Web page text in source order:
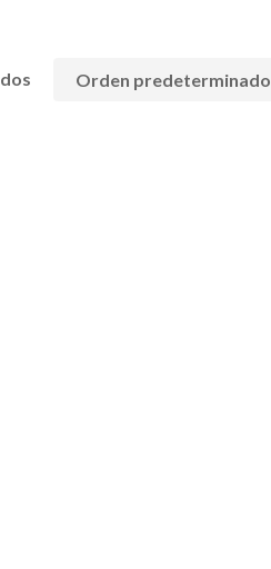
Orden predeterminado